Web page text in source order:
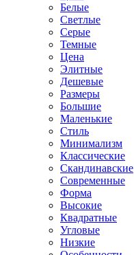
Белые
Светлые
Серые
Темные
Цена
Элитные
Дешевые
Размеры
Большие
Маленькие
Стиль
Минимализм
Классические
Скандинавские
Современные
Форма
Высокие
Квадратные
Угловые
Низкие